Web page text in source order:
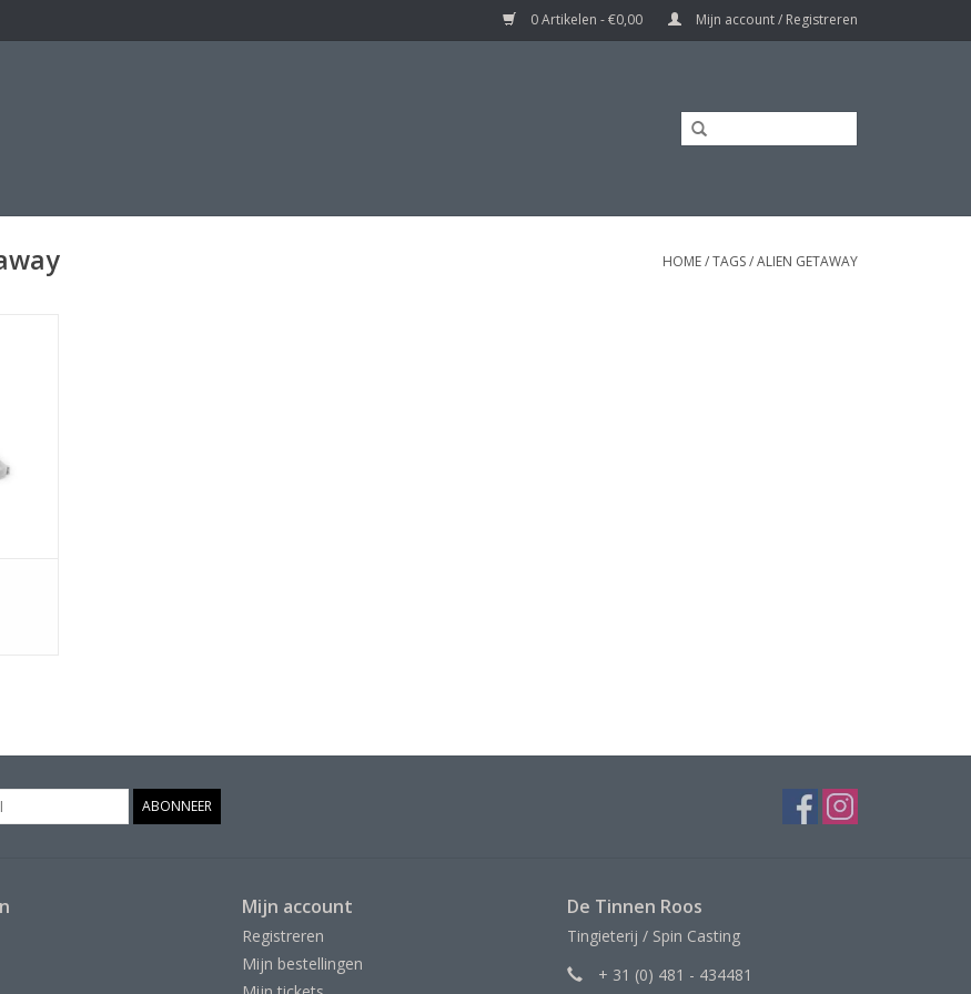
0 Artikelen - €0,00 Mijn account / Registreren
HOME/TAGS/ALIEN GETAWAY
ABONNEER
Mijn account
Registreren
Mijn bestellingen
De Tinnen Roos
Tingieterij / Spin Casting
+ 31 (0) 481 - 434481